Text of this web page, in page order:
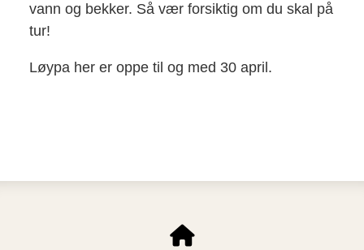
vann og bekker. Så vær forsiktig om du skal på
tur!
Løypa her er oppe til og med 30 april.